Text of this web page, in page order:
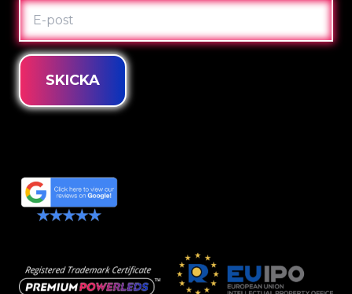
E-
POST
SKICKA